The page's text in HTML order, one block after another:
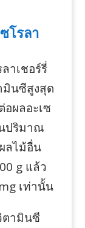
โรลา
าเชอร์รี่
นซีสูงสุด
ผลอะเซ
ปริมาณ
ลไม้อื่น
g แล้ว
เท่านั้น
ตามินซี